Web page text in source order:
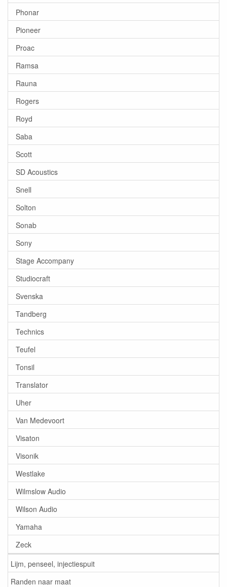
Phonar
Pioneer
Proac
Ramsa
Rauna
Rogers
Royd
Saba
Scott
SD Acoustics
Snell
Solton
Sonab
Sony
Stage Accompany
Studiocraft
Svenska
Tandberg
Technics
Teufel
Tonsil
Translator
Uher
Van Medevoort
Visaton
Visonik
Westlake
Wilmslow Audio
Wilson Audio
Yamaha
Zeck
Lijm, penseel, injectiespuit
Randen naar maat